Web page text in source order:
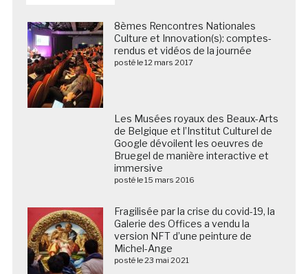
8èmes Rencontres Nationales
Culture et Innovation(s): comptes-
rendus et vidéos de la journée
posté le 12 mars 2017
Les Musées royaux des Beaux-Arts de Belgique et
l’Institut Culturel de Google dévoilent les oeuvres de
Bruegel de manière interactive et immersive
Fragilisée par la crise du covid-19, la
Galerie des Offices a vendu la
Michel-Ange
posté le 23 mai 2021
DOSSIER / Les musées et lieux de